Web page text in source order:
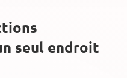
seul endroit